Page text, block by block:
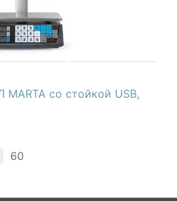
со стойкой USB,
60